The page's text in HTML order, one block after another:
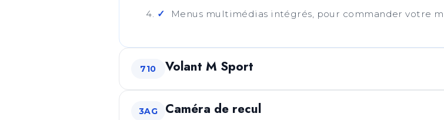
Menus multimédias intégrés, pour commander votre
710 Volant M Sport
3AG Caméra de recul